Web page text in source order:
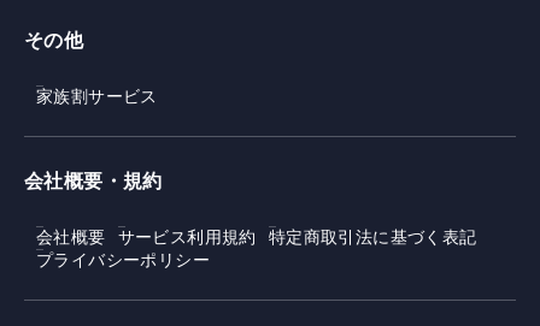
その他
家族割サービス
会社概要・規約
会社概要 サービス利用規約
特定商取引法に基づく表記
プライバシーポリシー